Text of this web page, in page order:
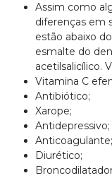
Assim como
diferenças em
estão abaixo
esmalte do
acetilsalicílico.
Vitamina C
Antibiótico;
Xarope;
Antidepressivo;
Anticoagulante;
Diurético;